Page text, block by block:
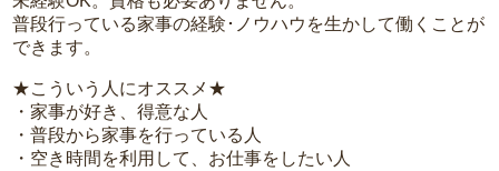
普段行っている家事の経験･ノウハウを生かして働くことが
できます。
★こういう人にオススメ★
・家事が好き、得意な人
・普段から家事を行っている人
・空き時間を利用して、お仕事をしたい人